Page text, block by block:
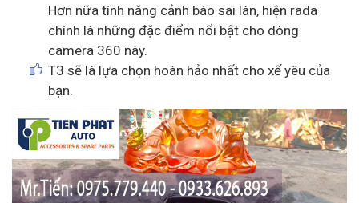
Hơn nữa tính năng cảnh báo sai làn, hiện rada
chính là những đặc điểm nổi bật cho dòng
camera 360 này.
T3 sẽ là lựa chọn hoàn hảo nhất cho xế yêu của
bạn.